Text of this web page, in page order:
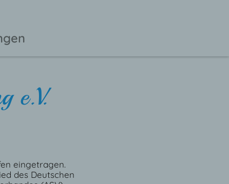
e.V.
eingetragen.
des Deutschen